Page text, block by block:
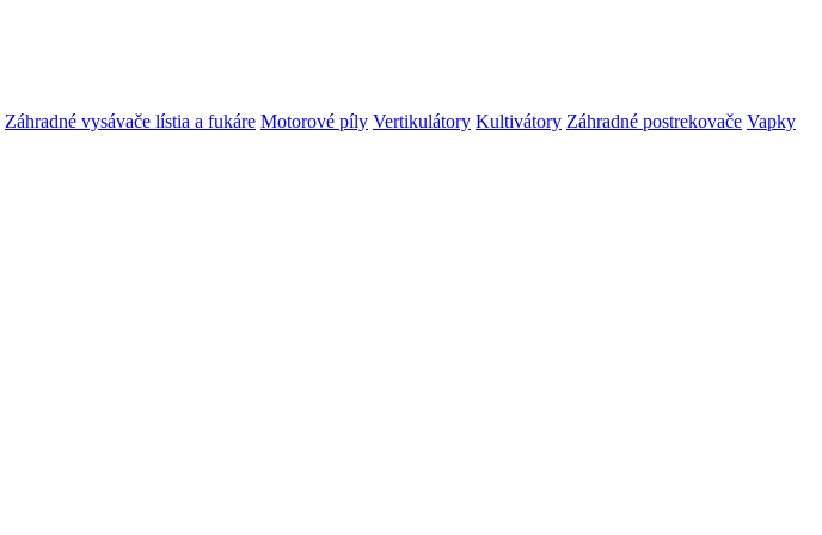
Záhradné vysávače lístia a fukáre Motorové píly Vertikulátory Kultivátory Záhradné postrekovače Vapky